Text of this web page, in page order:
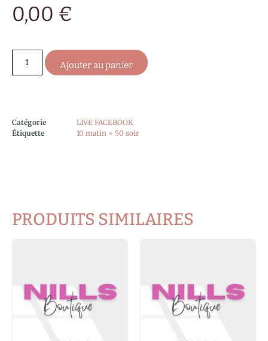
0,00 €
Ajouter au panier
Catégorie
LIVE FACEBOOK
Étiquette
10 matin + 50 soir
PRODUITS SIMILAIRES